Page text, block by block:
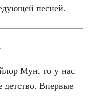
песней.
Мун, то у нас
Впер­вые